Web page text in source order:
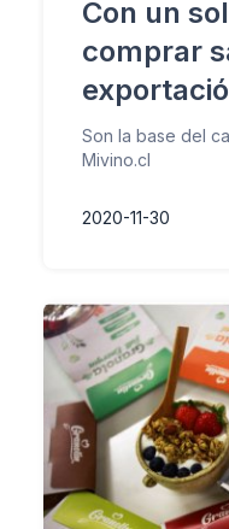
Con un
comprar
Son la base del
Mivino.cl
2020-11-30